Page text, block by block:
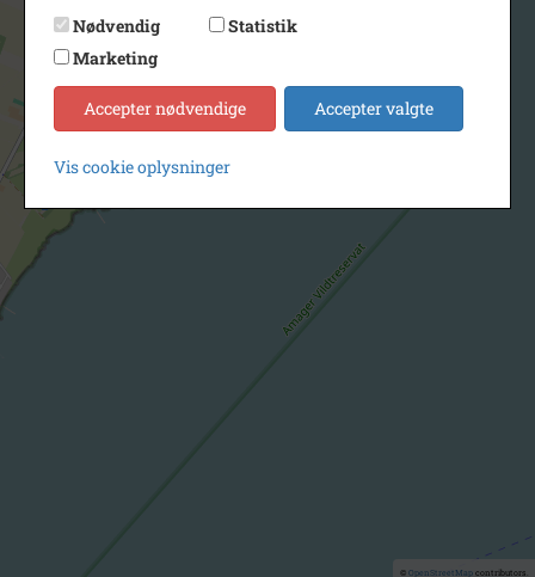
© OpenStreetMapcontributors.
Nødvendig
Statistik
Marketing
Accepter nødvendige Accepter valgte
Vis cookie oplysninger